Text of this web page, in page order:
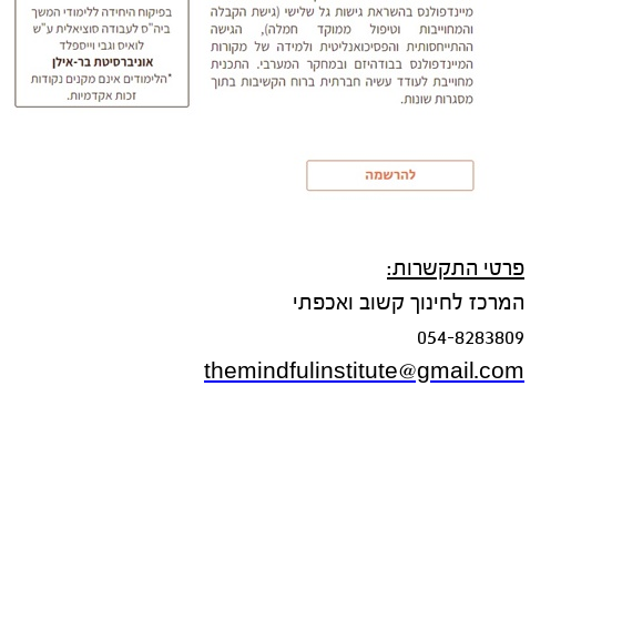
פרטי התקשרות:
המרכז לחינוך קשוב ואכפתי
054-8283809
themindfulinstitute@gmail.com